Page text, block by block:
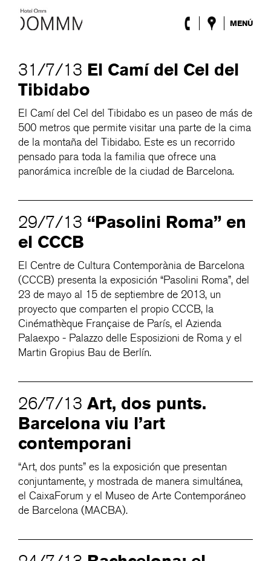
MENÚ
Roca Barcelona
Spa
Lobby & Club
Eventos
Promociones
Blog
31/7/13 El Camí del Cel del
Tibidabo
El Camí del Cel del Tibidabo es un paseo de más de
500 metros que permite visitar una parte de la cima
de la montaña del Tibidabo. Este es un recorrido
pensado para toda la familia que ofrece una
panorámica increíble de la ciudad de Barcelona.
29/7/13 “Pasolini Roma” en
el CCCB
El Centre de Cultura Contemporània de Barcelona
(CCCB) presenta la exposición “Pasolini Roma”, del
23 de mayo al 15 de septiembre de 2013, un
proyecto que comparten el propio CCCB, la
Cinémathèque Française de París, el Azienda
Palaexpo - Palazzo delle Esposizioni de Roma y el
Martin Gropius Bau de Berlín.
26/7/13 Art, dos punts.
Barcelona viu l’art
contemporani
“Art, dos punts” es la exposición que presentan
conjuntamente, y mostrada de manera simultánea,
el CaixaForum y el Museo de Arte Contemporáneo
de Barcelona (MACBA).